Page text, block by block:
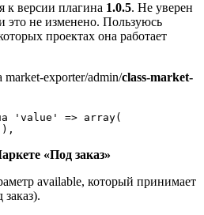
к версии плагина 1.0.5. Не уверен
это не изменено. Пользуюсь
проектах она работает
exporter/admin/class-market-
'value' => array(
),
«Под заказ»
available, который принимает